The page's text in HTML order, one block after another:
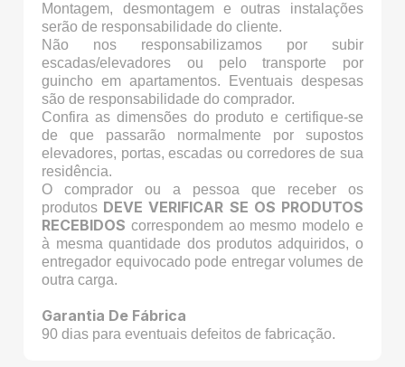
Montagem, desmontagem e outras instalações
serão de responsabilidade do cliente.
Não nos responsabilizamos por subir
escadas/elevadores ou pelo transporte por
guincho em apartamentos. Eventuais despesas
são de responsabilidade do comprador.
Confira as dimensões do produto e certifique-se
de que passarão normalmente por supostos
elevadores, portas, escadas ou corredores de sua
residência.
O comprador ou a pessoa que receber os
produtos DEVE VERIFICAR SE OS PRODUTOS
RECEBIDOS correspondem ao mesmo modelo e
à mesma quantidade dos produtos adquiridos, o
entregador equivocado pode entregar volumes de
outra carga.
Garantia De Fábrica
90 dias para eventuais defeitos de fabricação.